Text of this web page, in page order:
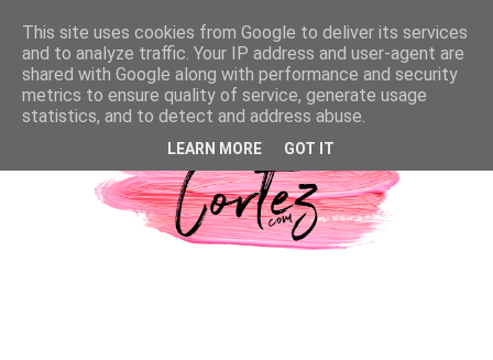
This site uses cookies from Google to deliver its services
and to analyze traffic. Your IP address and user-agent are
shared with Google along with performance and security
metrics to ensure quality of service, generate usage
statistics, and to detect and address abuse.
LEARN MORE GOT IT